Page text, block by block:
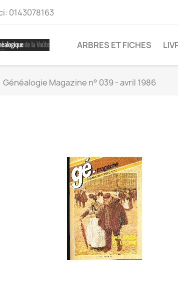
0143078163
ARBRES ET FICHES
Généalogie Magazine n° 039 - avril 1986